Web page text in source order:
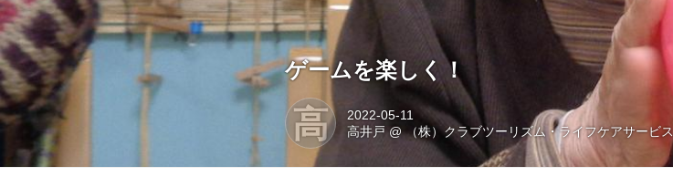
ゲームを楽しく！
高
2022-05-11
高井戸@（株）クラブツーリズム・ライフケアサービス